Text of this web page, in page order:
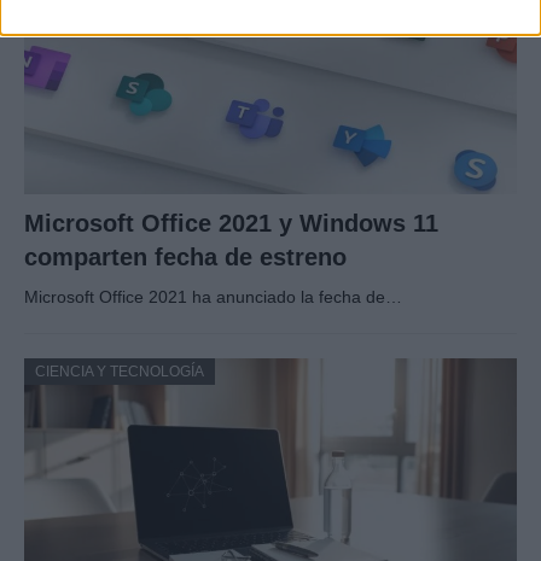
Microsoft Office 2021 y Windows 11
comparten fecha de estreno
Microsoft Office 2021 ha anunciado la fecha de…
CIENCIA Y TECNOLOGÍA